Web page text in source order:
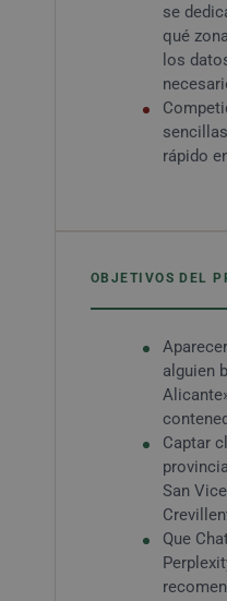
se
qué
los
rápido
OBJETIVOS DEL
alguien
Captar
San
Que